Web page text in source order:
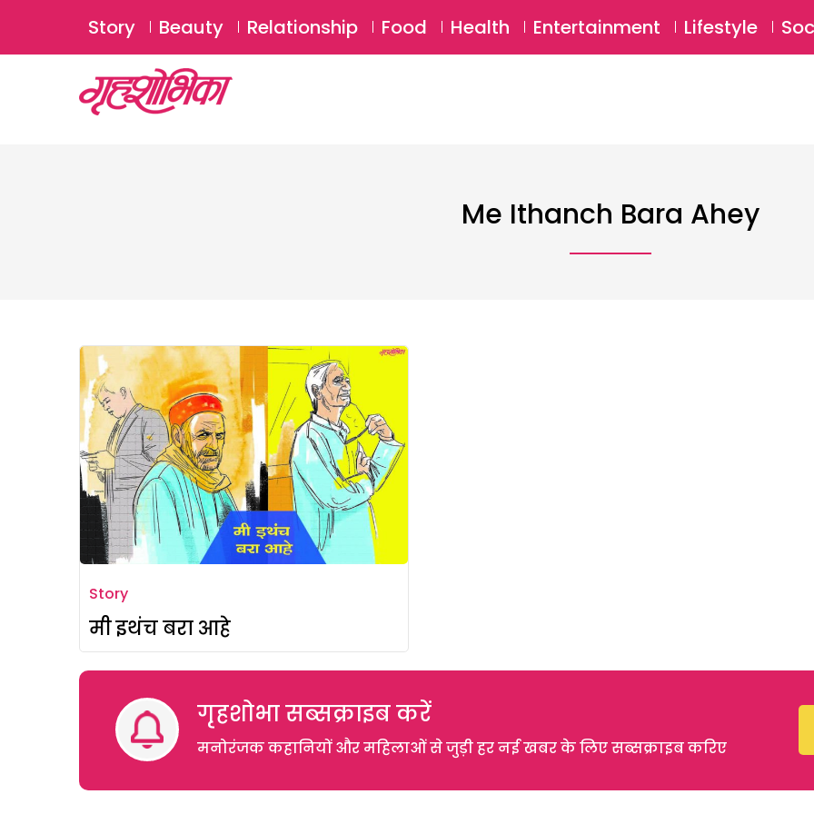
Story Beauty Relationship Food Health Entertainment Lifestyle
Me Ithanch Bara Ahey
Story
मी इथंच बरा आहे
गृहशोभा सब्सक्राइब करें
मनोरंजक कहानियों और महिलाओं से जुड़ी हर नई खबर के लिए सब्सक्राइब करिए